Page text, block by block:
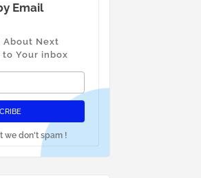
Email
About Next
Your inbox
we don't spam !